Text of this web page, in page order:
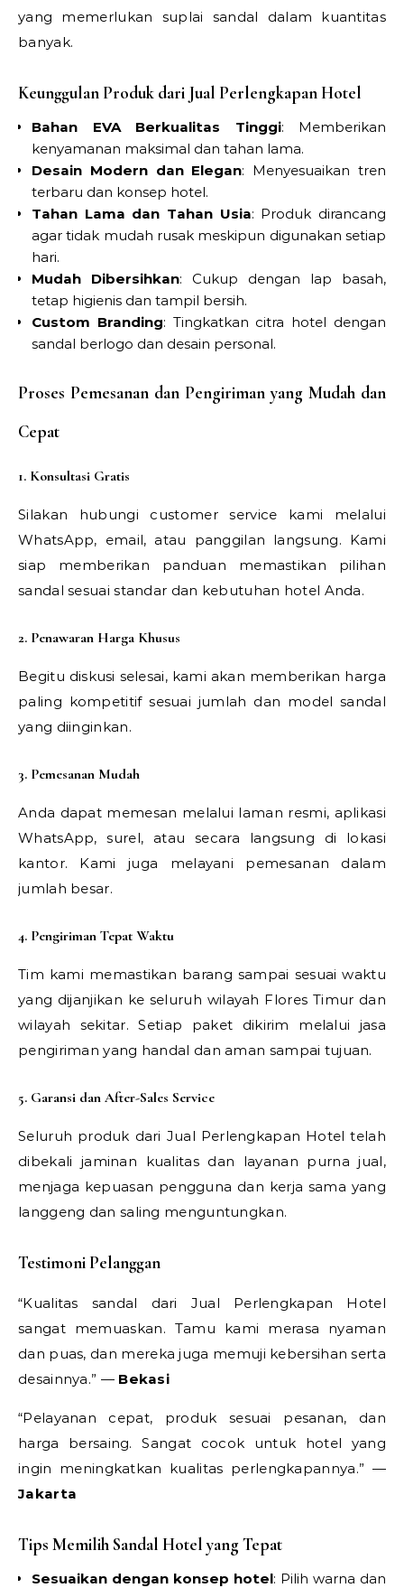
yang memerlukan suplai sandal dalam kuantitas
banyak.
Keunggulan Produk dari Jual Perlengkapan Hotel
Bahan EVA Berkualitas Tinggi: Memberikan
kenyamanan maksimal dan tahan lama.
Desain Modern dan Elegan: Menyesuaikan tren
terbaru dan konsep hotel.
Tahan Lama dan Tahan Usia: Produk dirancang
agar tidak mudah rusak meskipun digunakan setiap
hari.
Mudah Dibersihkan: Cukup dengan lap basah,
tetap higienis dan tampil bersih.
Custom Branding: Tingkatkan citra hotel dengan
sandal berlogo dan desain personal.
Proses Pemesanan dan Pengiriman yang Mudah dan
Cepat
1. Konsultasi Gratis
Silakan hubungi customer service kami melalui
WhatsApp, email, atau panggilan langsung. Kami
siap memberikan panduan memastikan pilihan
sandal sesuai standar dan kebutuhan hotel Anda.
2. Penawaran Harga Khusus
Begitu diskusi selesai, kami akan memberikan harga
paling kompetitif sesuai jumlah dan model sandal
yang diinginkan.
3. Pemesanan Mudah
Anda dapat memesan melalui laman resmi, aplikasi
WhatsApp, surel, atau secara langsung di lokasi
kantor. Kami juga melayani pemesanan dalam
jumlah besar.
4. Pengiriman Tepat Waktu
Tim kami memastikan barang sampai sesuai waktu
yang dijanjikan ke seluruh wilayah Flores Timur dan
wilayah sekitar. Setiap paket dikirim melalui jasa
pengiriman yang handal dan aman sampai tujuan.
5. Garansi dan After-Sales Service
Seluruh produk dari Jual Perlengkapan Hotel telah
dibekali jaminan kualitas dan layanan purna jual,
menjaga kepuasan pengguna dan kerja sama yang
langgeng dan saling menguntungkan.
Testimoni Pelanggan
“Kualitas sandal dari Jual Perlengkapan Hotel
sangat memuaskan. Tamu kami merasa nyaman
dan puas, dan mereka juga memuji kebersihan serta
desainnya.” — Bekasi
“Pelayanan cepat, produk sesuai pesanan, dan
harga bersaing. Sangat cocok untuk hotel yang
ingin meningkatkan kualitas perlengkapannya.” —
Jakarta
Tips Memilih Sandal Hotel yang Tepat
Sesuaikan dengan konsep hotel: Pilih warna dan